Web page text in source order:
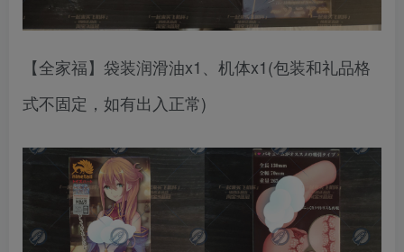
【全家福】袋装润滑油x1、机体x1(包装和礼品格
式不固定，如有出入正常)